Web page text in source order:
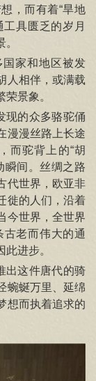
，而有着“旱地
工具匮乏的岁月
。
家和地区被发
人相伴，或满载
景象。
的众多骆驼俑
漫漫丝路上长途
而驼背上的“胡
瞬间。丝绸之路
代世界，欧亚非
徙的人们，沿着
今世界，全世界
老而伟大的通
进步。
这件唐代的骑
蜿蜒万里、延绵
想而执着追求的